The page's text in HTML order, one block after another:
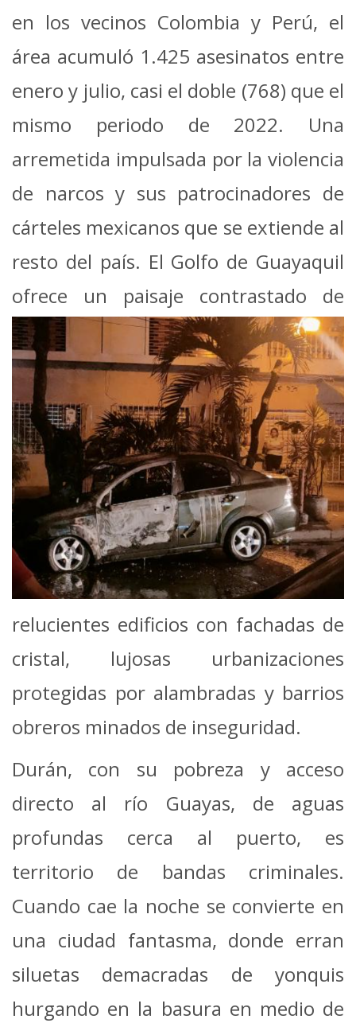
en los vecinos Colombia y Perú, el
área acumuló 1.425 asesinatos entre
enero y julio, casi el doble (768) que el
mismo periodo de 2022. Una
arremetida impulsada por la violencia
de narcos y sus patrocinadores de
cárteles mexicanos que se extiende al
resto del país. El Golfo de Guayaquil
ofrece un paisaje contrastado de
relucientes edificios con fachadas de
cristal, lujosas urbanizaciones
protegidas por alambradas y barrios
obreros minados de inseguridad.
Durán, con su pobreza y acceso
directo al río Guayas, de aguas
profundas cerca al puerto, es
territorio de bandas criminales.
Cuando cae la noche se convierte en
una ciudad fantasma, donde erran
siluetas demacradas de yonquis
hurgando en la basura en medio de